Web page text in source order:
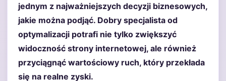
jednym z najważniejszych decyzji biznesowych,
jakie można podjąć. Dobry specjalista od
optymalizacji potrafi nie tylko zwiększyć
widoczność strony internetowej, ale również
przyciągnąć wartościowy ruch, który przekłada
się na realne zyski.